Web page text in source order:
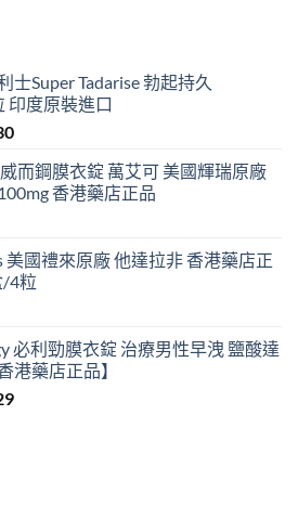
士Super Tadarise 勃起持久
印度原裝進口
Price
$529
through
而鋼膜衣錠 萬艾可 美國輝瑞原廠
香港藥店正品
美國禮來原廠 他達拉非 香港藥店正
/4粒
必利勁膜衣錠 治療男性早洩 鹽酸達
港藥店正品】
Price